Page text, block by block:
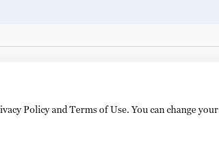
Policy and Terms of Use. You can change your